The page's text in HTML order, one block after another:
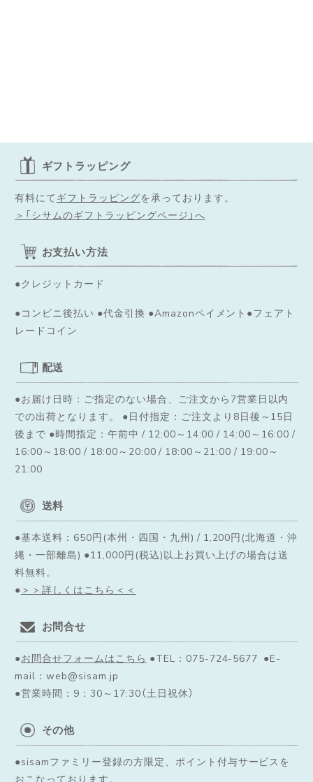
ギフトラッピング
有料にて ギフトラッピングを承っております。
＞「シサムのギフトラッピングページ」へ
お支払い方法
●クレジットカード
●コンビニ後払い ●代金引換 ●Amazonペイメント●フェアト
レードコイン
配送
●お届け日時：ご指定のない場合、ご注文から7営業日以内
での出荷となります。
●日付指定：ご注文より8日後～15日
後まで ●時間指定：午前中 / 12:00～14:00 / 14:00～16:00 /
16:00～18:00 / 18:00～20:00 / 18:00～21:00 / 19:00～
21:00
送料
●基本送料：650円(本州・四国・九州) / 1,200円(北海道・沖
縄・一部離島) ●11,000円(税込)以上お買い上げの場合は送
料無料。
● ＞＞詳しくはこちら＜＜
お問合せ
●お問合せフォームはこちら ●TEL：075-724-5677 ●E-
mail：web@sisam.jp
●営業時間：9：30～17:30（土日祝休）
その他
●sisamファミリー登録の方限定、ポイント付与サービスを
おこなっております。